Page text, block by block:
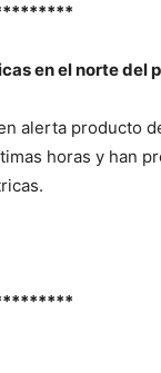
en el norte del
alerta producto
horas y han